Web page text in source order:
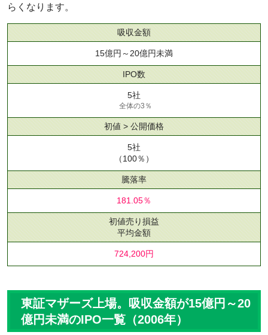
らくなります。
吸収金額
15億円～20億円未満
IPO数
5社
全体の3％
初値 > 公開価格
5社
（100％）
騰落率
181.05％
初値売り損益
平均金額
724,200円
東証マザーズ上場。吸収金額が15億円～20
億円未満のIPO一覧（2006年）